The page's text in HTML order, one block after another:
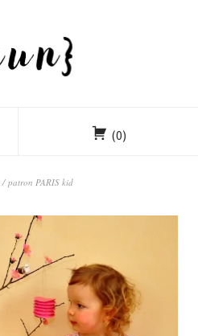
(0)
/ patron PARIS kid